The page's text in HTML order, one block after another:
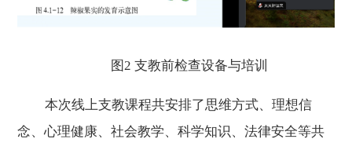
图2支教前检查设备与培训
本次线上支教课程共安排了思维方式、理想信
念、心理健康、社会教学、科学知识、法律安全等共